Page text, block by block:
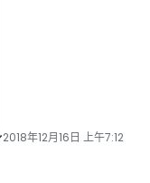
2018年12月16日 上午7:12